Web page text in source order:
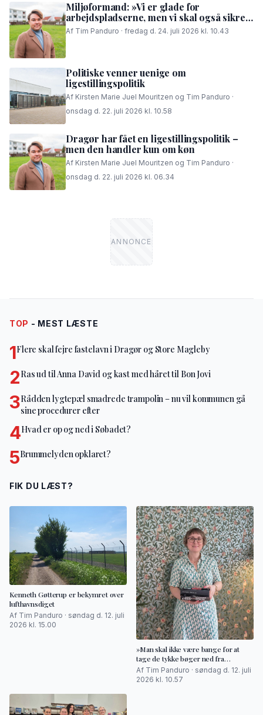
Miljøformand: »Vi er glade for
arbejdspladserne, men vi skal også sikre,
at folk i området kan få en god nattesøvn«
Af Tim Panduro · fredag d. 24. juli 2026 kl. 10.43
Politiske venner uenige om
ligestillingspolitik
Af Kirsten Marie Juel Mouritzen og Tim Panduro ·
onsdag d. 22. juli 2026 kl. 10.58
Dragør har fået en ligestillingspolitik –
men den handler kun om køn
Af Kirsten Marie Juel Mouritzen og Tim Panduro ·
onsdag d. 22. juli 2026 kl. 06.34
TOP - MEST LÆSTE
1Flere skal fejre fastelavn i Dragør og Store Magleby
2Ras ud til Anna David og kast med håret til Bon Jovi
3Rådden lygtepæl smadrede trampolin – nu vil kommunen gå
sine procedurer efter
4Hvad er op og ned i Søbadet?
5Brummelyden opklaret?
FIK DU LÆST?
Kenneth Gøtterup er bekymret over
lufthavnsdiget
Af Tim Panduro · søndag d. 12. juli
2026 kl. 15.00
»Man skal ikke være bange for at
tage de tykke bøger ned fra
hylderne«
Af Tim Panduro · søndag d. 12. juli
2026 kl. 10.57